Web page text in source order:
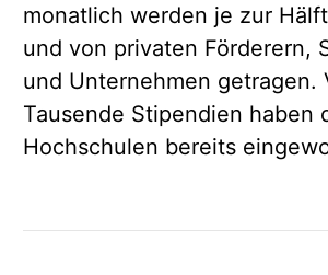
monatlich werden je zur
und von privaten Förderern,
und Unternehmen getragen.
Tausende Stipendien haben
Hochschulen bereits